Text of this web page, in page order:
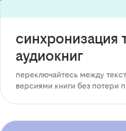
синхронизация
аудиокниг
переключайтесь между
версиями книги без потери